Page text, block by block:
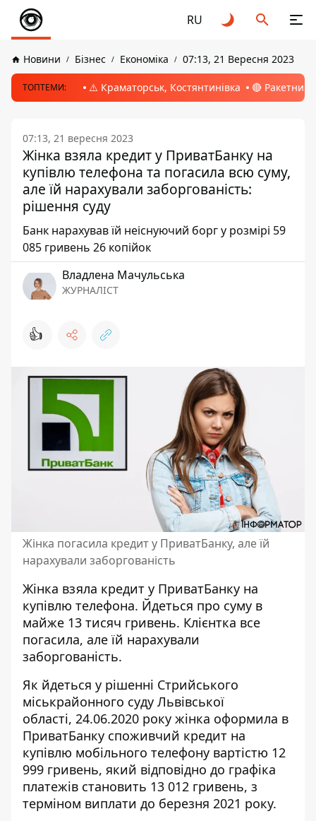
RU
Новини Бізнес Економіка 07:13, 21 Вересня 2023
ТОПТЕМИ: ⚠️ Краматорськ, Костянтинівка 🔴 Ракетний
07:13, 21 вересня 2023
Жінка взяла кредит у ПриватБанку на
купівлю телефона та погасила всю суму,
але їй нарахували заборгованість:
рішення суду
Банк нарахував їй неіснуючий борг у розмірі 59
085 гривень 26 копійок
Владлена Мачульська
ЖУРНАЛІСТ
👍
Жінка погасила кредит у ПриватБанку, але їй
нарахували заборгованість
Жінка взяла кредит у ПриватБанку на
купівлю телефона. Йдеться про суму в
майже 13 тисяч гривень. Клієнтка все
погасила, але їй нарахували
заборгованість.
Як йдеться у рішенні Стрийського
міськрайонного суду Львівської
області, 24.06.2020 року жінка оформила в
ПриватБанку споживчий кредит на
купівлю мобільного телефону вартістю 12
999 гривень, який відповідно до графіка
платежів становить 13 012 гривень, з
терміном виплати до березня 2021 року.